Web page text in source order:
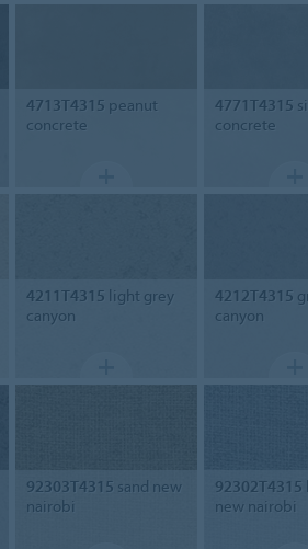
4713T4315 peanut
concrete
4771T4315
concrete
4211T4315 light grey
canyon
4212T4315
canyon
92303T4315 sand new
nairobi
92302T4315
new nairobi